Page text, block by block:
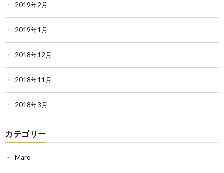
2019年2月
2019年1月
2018年12月
2018年11月
2018年3月
カテゴリー
Maro